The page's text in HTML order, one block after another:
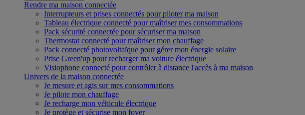
Rendre ma maison connectée
Interrupteurs et prises connectés pour piloter ma maison
Tableau électrique connecté pour maîtriser mes consommations
Pack sécurité connectée pour sécuriser ma maison
Thermostat connecté pour maîtriser mon chauffage
Pack connecté photovoltaïque pour gérer mon énergie solaire
Prise Green'up pour recharger ma voiture électrique
Visiophone connecté pour contrôler à distance l'accès à ma maison
Univers de la maison connectée
Je mesure et agis sur mes consommations
Je pilote mon chauffage
Je recharge mon véhicule électrique
Je protège et sécurise mon foyer